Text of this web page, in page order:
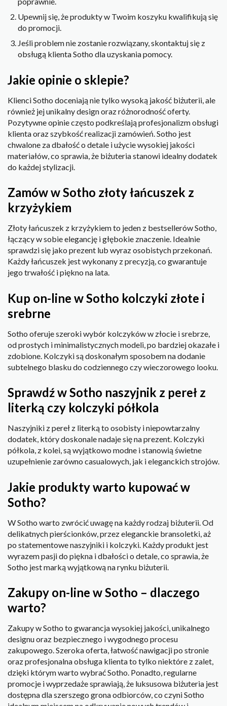
Upewnij się, że produkty w Twoim koszyku kwalifikują się
do promocji.
Jeśli problem nie zostanie rozwiązany, skontaktuj się z
obsługą klienta Sotho dla uzyskania pomocy.
Jakie opinie o sklepie?
Klienci Sotho doceniają nie tylko wysoką jakość biżuterii, ale
również jej unikalny design oraz różnorodność oferty.
Pozytywne opinie często podkreślają profesjonalizm obsługi
klienta oraz szybkość realizacji zamówień. Sotho jest
chwalone za dbałość o detale i użycie wysokiej jakości
materiałów, co sprawia, że biżuteria stanowi idealny dodatek
do każdej stylizacji.
Zamów w Sotho złoty łańcuszek z
krzyżykiem
Złoty łańcuszek z krzyżykiem to jeden z bestsellerów Sotho,
łączący w sobie elegancję i głębokie znaczenie. Idealnie
sprawdzi się jako prezent lub wyraz osobistych przekonań.
Każdy łańcuszek jest wykonany z precyzją, co gwarantuje
jego trwałość i piękno na lata.
Kup on-line w Sotho kolczyki złote i
srebrne
Sotho oferuje szeroki wybór kolczyków w złocie i srebrze,
od prostych i minimalistycznych modeli, po bardziej okazałe i
zdobione. Kolczyki są doskonałym sposobem na dodanie
subtelnego blasku do codziennego czy wieczorowego looku.
Sprawdź w Sotho naszyjnik z pereł z
literką czy kolczyki półkola
Naszyjniki z pereł z literką to osobisty i niepowtarzalny
dodatek, który doskonale nadaje się na prezent. Kolczyki
półkola, z kolei, są wyjątkowo modne i stanowią świetne
uzupełnienie zarówno casualowych, jak i eleganckich strojów.
Jakie produkty warto kupować w
Sotho?
W Sotho warto zwrócić uwagę na każdy rodzaj biżuterii. Od
delikatnych pierścionków, przez eleganckie bransoletki, aż
po statementowe naszyjniki i kolczyki. Każdy produkt jest
wyrazem pasji do piękna i dbałości o detale, co sprawia, że
Sotho jest marką wyjątkową na rynku biżuterii.
Zakupy on-line w Sotho – dlaczego
warto?
Zakupy w Sotho to gwarancja wysokiej jakości, unikalnego
designu oraz bezpiecznego i wygodnego procesu
zakupowego. Szeroka oferta, łatwość nawigacji po stronie
oraz profesjonalna obsługa klienta to tylko niektóre z zalet,
dzięki którym warto wybrać Sotho. Ponadto, regularne
promocje i wyprzedaże sprawiają, że luksusowa biżuteria jest
dostępna dla szerszego grona odbiorców, co czyni Sotho